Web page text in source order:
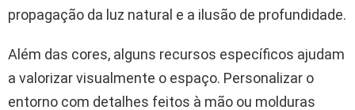
propagação da luz natural e a ilusão de profundidade.
Além das cores, alguns recursos específicos ajudam
a valorizar visualmente o espaço. Personalizar o
entorno com detalhes feitos à mão ou molduras